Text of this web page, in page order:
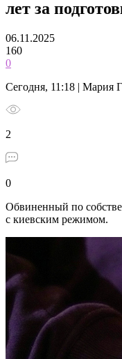
лет за
06.11.2025
160
0
Сегодня, 11:18 |
2
0
Обвиненный по
с киевским режимом.